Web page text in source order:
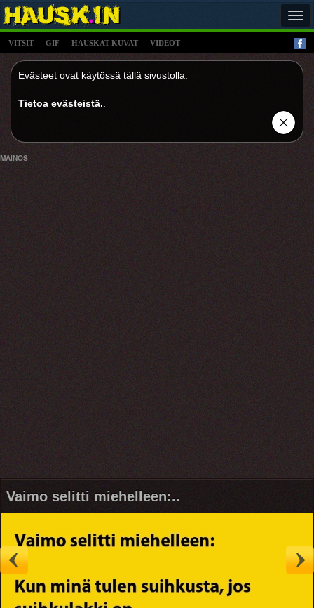
VITSIT GIF HAUSKAT KUVAT VIDEOT
Evästeet ovat käytössä tällä sivustolla.
Tietoa evästeistä.
MAINOS
Vaimo selitti miehelleen:..